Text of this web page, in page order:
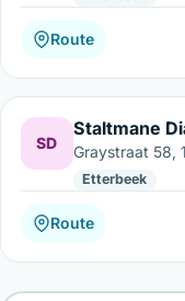
Route
SD
Staltmane
Graystraat 58,
Etterbeek
Route